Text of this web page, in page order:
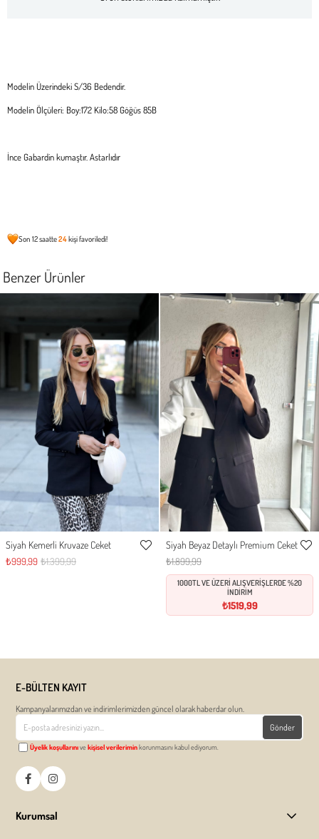
Modelin Üzerindeki S/36 Bedendir.
Modelin Ölçüleri: Boy:172 Kilo:58 Göğüs 85B
İnce Gabardin kumaştır. Astarlıdır
Son 12 saatte24kişi favoriledi!
Benzer Ürünler
Siyah Kemerli Kruvaze Ceket
Favorilere
₺999,99 ₺1.399,99
Siyah Beyaz Detaylı Premium Ceket
Ekle
₺1.899,99
1000TL VE ÜZERİ ALIŞVERİŞLERDE %20
İNDİRİM
₺1519,99
E-BÜLTEN KAYIT
Kampanyalarımızdan ve indirimlerimizden güncel olarak haberdar olun.
Gönder
Üyelik koşullarınıvekişisel verileriminkorunmasını kabul ediyorum.
Kurumsal